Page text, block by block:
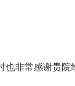
也非常感谢贵院